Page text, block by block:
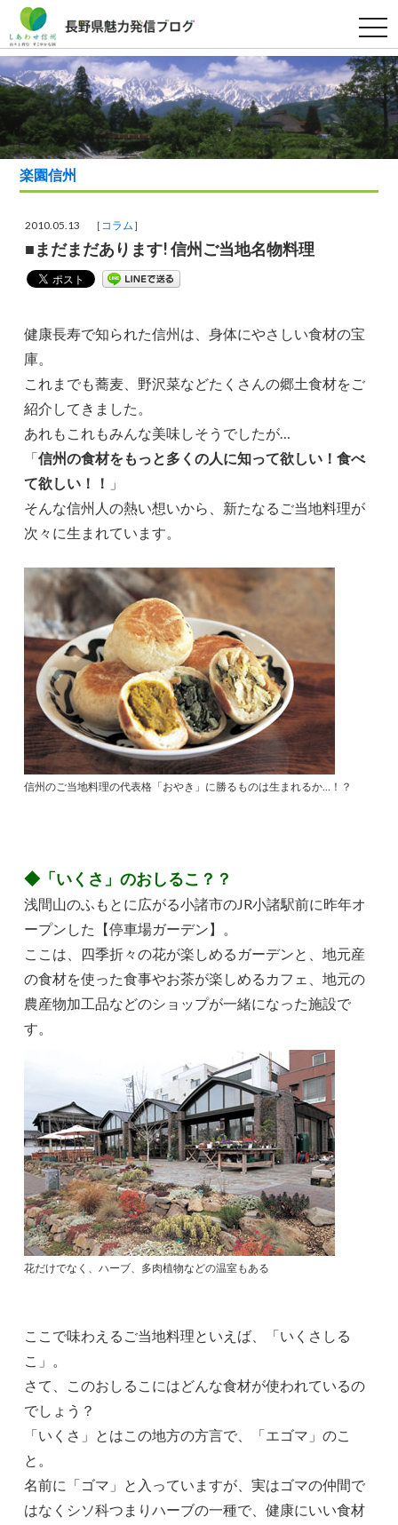
t
o
g
g
l
e
n
a
v
g
i
楽園信州
2010.05.13 ［ コラム ］
■まだまだあります! 信州ご当地名物料理
健康長寿で知られた信州は、身体にやさしい食材の宝
庫。
これまでも蕎麦、野沢菜などたくさんの郷土食材をご
紹介してきました。
あれもこれもみんな美味しそうでしたが…
「信州の食材をもっと多くの人に知って欲しい！食べ
て欲しい！！
」
そんな信州人の熱い想いから、新たなるご当地料理が
次々に生まれています。
信州のご当地料理の代表格「おやき」に勝るものは生まれるか…！？
◆「いくさ」のおしるこ？？
浅間山のふもとに広がる小諸市のJR小諸駅前に昨年オ
ープンした【停車場ガーデン】。
ここは、四季折々の花が楽しめるガーデンと、地元産
の食材を使った食事やお茶が楽しめるカフェ、地元の
農産物加工品などのショップが一緒になった施設で
す。
花だけでなく、ハーブ、多肉植物などの温室もある
ここで味わえるご当地料理といえば、「いくさしる
こ」。
さて、このおしるこにはどんな食材が使われているの
でしょう？
「いくさ」とはこの地方の方言で、「エゴマ」のこ
と。
名前に「ゴマ」と入っていますが、実はゴマの仲間で
はなくシソ科つまりハーブの一種で、健康にいい食材